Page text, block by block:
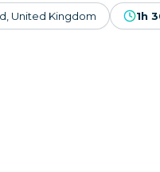
United Kingdom 1h